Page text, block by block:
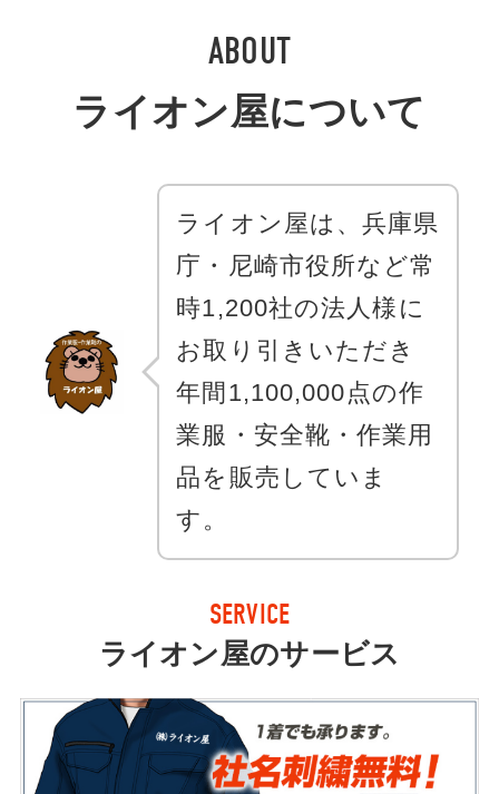
ABOUT
ライオン屋について
ライオン屋は、兵庫県
庁・尼崎市役所など常
時1,200社の法人様に
お取り引きいただき
年間1,100,000点の作
業服・安全靴・作業用
品を販売していま
す。
SERVICE
ライオン屋のサービス